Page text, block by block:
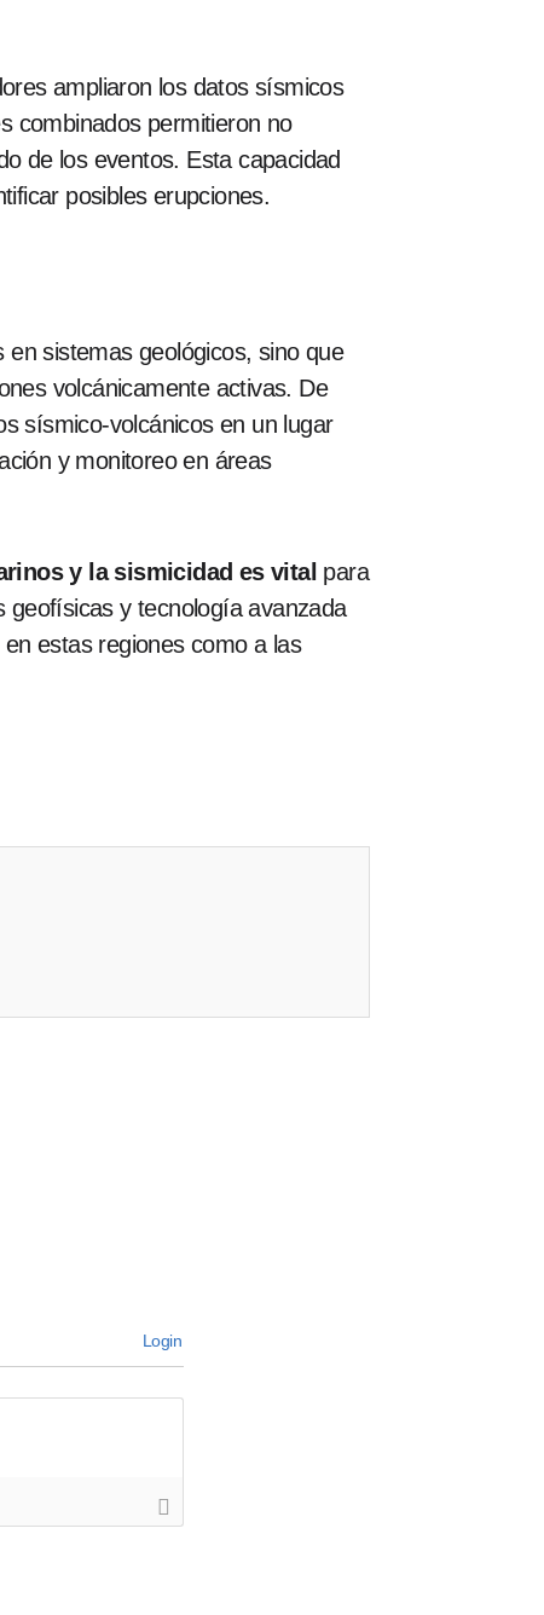
ampliaron los datos sísmicos
combinados permitieron no
de los eventos. Esta capacidad
posibles erupciones.
sistemas geológicos, sino que
volcánicamente activas. De
sísmico-volcánicos en un lugar
y monitoreo en áreas
y la sismicidad es vital para
geofísicas y tecnología avanzada
estas regiones como a las
Login